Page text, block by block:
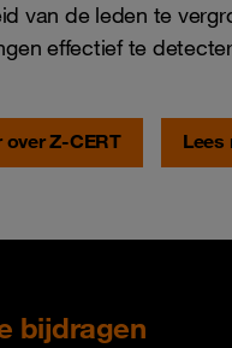
van de leden te
effectief te
over Z-CERT Lees
bijdragen